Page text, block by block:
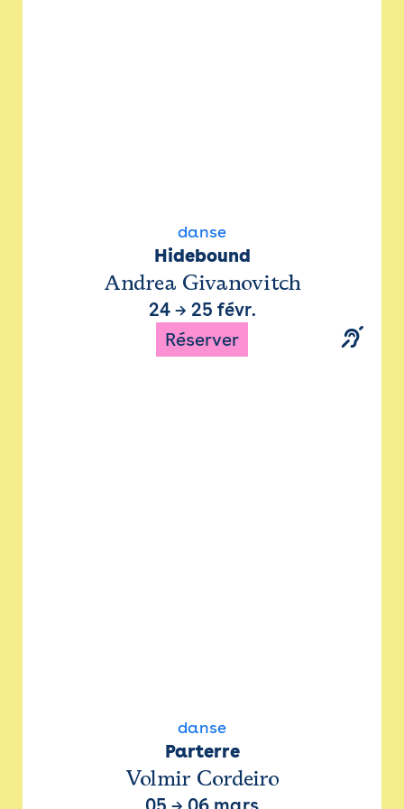
danse
Hidebound
Andrea Givanovitch
24→ 25 févr.
Réserver
danse
Parterre
Volmir Cordeiro